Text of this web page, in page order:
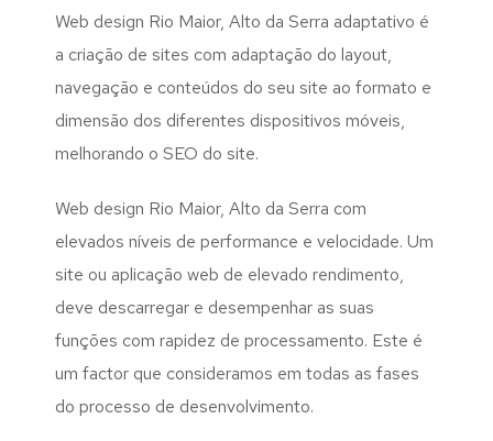
Web design Rio Maior, Alto da Serra adaptativo é
a criação de sites com adaptação do layout,
navegação e conteúdos do seu site ao formato e
dimensão dos diferentes dispositivos móveis,
melhorando o SEO do site.
Web design Rio Maior, Alto da Serra com
elevados níveis de performance e velocidade. Um
site ou aplicação web de elevado rendimento,
deve descarregar e desempenhar as suas
funções com rapidez de processamento. Este é
um factor que consideramos em todas as fases
do processo de desenvolvimento.